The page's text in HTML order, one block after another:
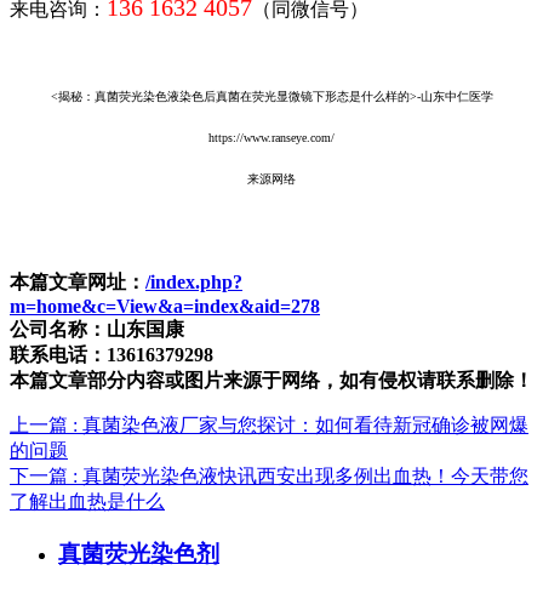
来电咨询： 136 1632 4057 （同微信号）
<揭秘：真菌荧光染色液染色后真菌在荧光显微镜下形态是什么样的>-山东中仁医学
https://www.ranseye.com/
来源网络
本篇文章网址： /index.php?
m=home&c=View&a=index&aid=278
公司名称：山东国康
联系电话：13616379298
本篇文章部分内容或图片来源于网络，如有侵权请联系删除！
上一篇 : 真菌染色液厂家与您探讨：如何看待新冠确诊被网爆
的问题
下一篇 : 真菌荧光染色液快讯西安出现多例出血热！今天带您
了解出血热是什么
真菌荧光染色剂